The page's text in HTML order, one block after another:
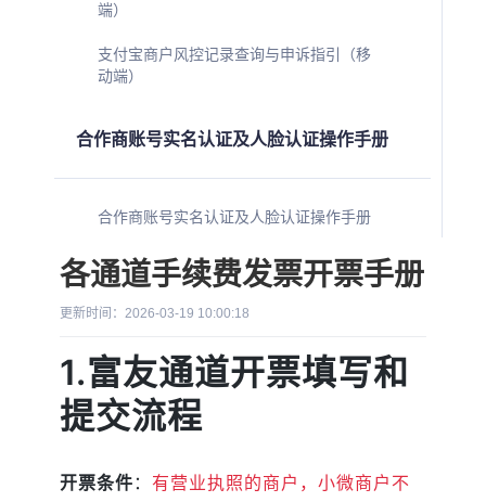
端）
支付宝商户风控记录查询与申诉指引（移
动端）
合作商账号实名认证及人脸认证操作手册
合作商账号实名认证及人脸认证操作手册
各通道手续费发票开票手册
更新时间：2026-03-19 10:00:18
1.富友通道开票填写和
提交流程
开票条件 ： 有营业执照的商户，小微商户不